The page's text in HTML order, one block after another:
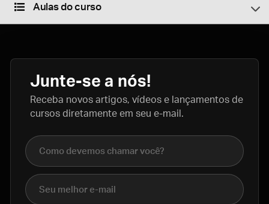
Aulas do curso
Junte-se a nós!
Receba novos artigos, vídeos e lançamentos de
cursos diretamente em seu e-mail.
Nome completo
E-mail